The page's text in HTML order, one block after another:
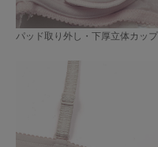
パッド取り外し・下厚立体カップ